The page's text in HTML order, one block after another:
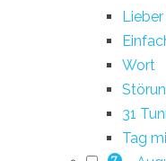
Wort
31
Tag